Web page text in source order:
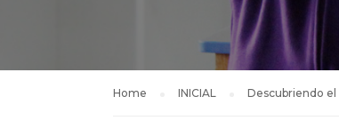
Home INICIAL Descubriendo